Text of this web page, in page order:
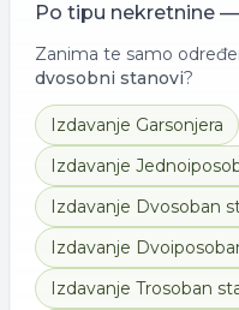
Po tipu nekretnine —
Zanima te samo
dvosobni stanovi?
Izdavanje Garsonjera
Izdavanje
Izdavanje Dvosoban
Izdavanje
Izdavanje Trosoban